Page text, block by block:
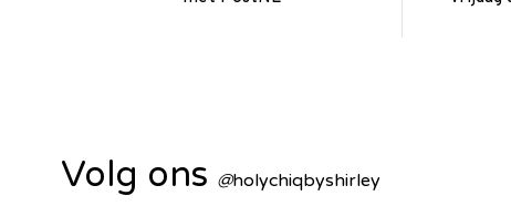
Volg ons @holychiqbyshirley